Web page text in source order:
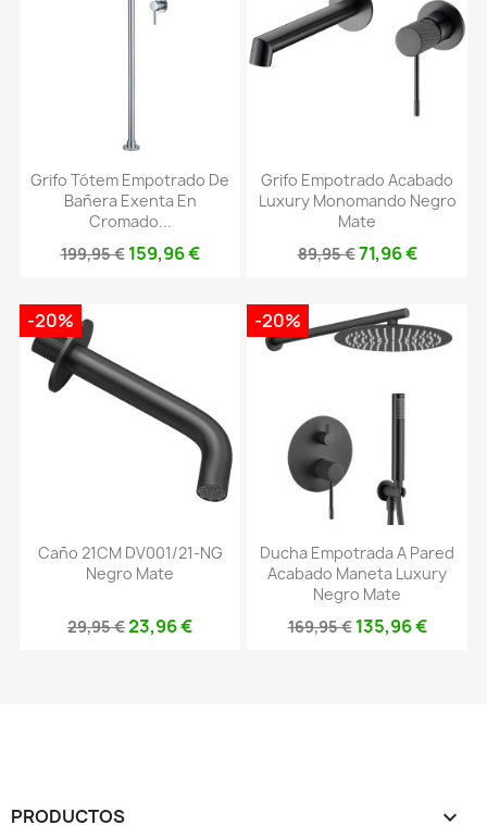
Grifo Tótem Empotrado De
Bañera Exenta En
Cromado...
199,95 € 159,96 €
Grifo Empotrado Acabado
Luxury Monomando Negro
Mate
89,95 €71,96 €
Caño 21CM DV001/21-NG
Negro Mate
29,95 €23,96 €
-20%
Ducha Empotrada A Pared
Acabado Maneta Luxury
Negro Mate
169,95 € 135,96 €
-20%
PRODUCTOS 